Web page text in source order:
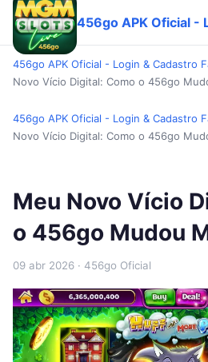
456go APK Oficial - Login & Cadastro
Novo Vício Digital: Como o 456go
456go APK Oficial - Login & Cadastro
Novo Vício Digital: Como o 456go
Meu Novo Vício
o 456go Mudou
09 abr 2026 · 456go Oficial